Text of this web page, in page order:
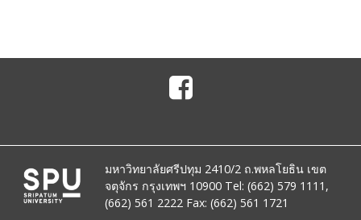
มหาวิทยาลัยศรีปทุม 2410/2 ถ.พหลโยธิน เขต
จตุจักร กรุงเทพฯ 10900 Tel: (662) 579 1111,
(662) 561 2222 Fax: (662) 561 1721